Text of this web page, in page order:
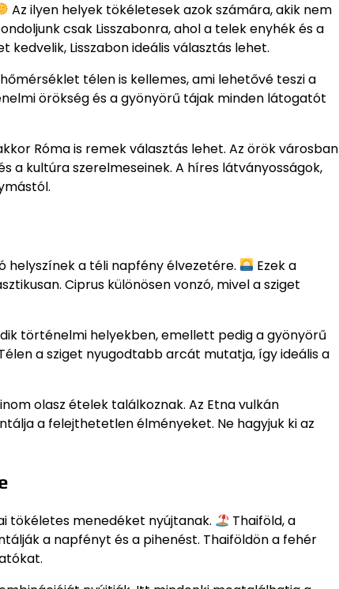
Az ilyen helyek tökéletesek azok számára, akik nem
csak Lisszabonra, ahol a telek enyhék és a
Lisszabon ideális választás lehet.
télen is kellemes, ami lehetővé teszi a
örökség és a gyönyörű tájak minden látogatót
Róma is remek választás lehet. Az örök városban
a kultúra szerelmeseinek. A híres látványosságok,
helyszínek a téli napfény élvezetére.
Ezek a
Ciprus különösen vonzó, mivel a sziget
történelmi helyekben, emellett pedig a gyönyörű
a sziget nyugodtabb arcát mutatja, így ideális a
olasz ételek találkoznak. Az Etna vulkán
a felejthetetlen élményeket. Ne hagyjuk ki az
tökéletes menedéket nyújtanak.
Thaiföld, a
a napfényt és a pihenést. Thaiföldön a fehér